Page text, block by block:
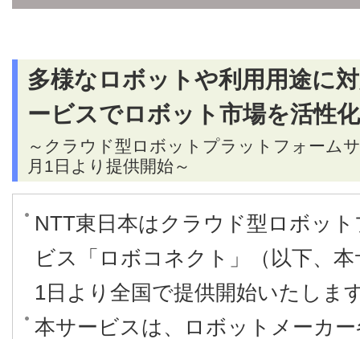
多様なロボットや利用用途に
ービスでロボット市場を活性化
～クラウド型ロボットプラットフォーム
月1日より提供開始～
NTT東日本はクラウド型ロボッ
ビス「ロボコネクト」（以下、
1日より全国で提供開始いたしま
本サービスは、ロボットメーカ